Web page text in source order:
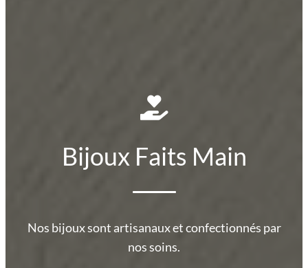
Bijoux Faits Main
Nos bijoux sont artisanaux et confectionnés par
nos soins.